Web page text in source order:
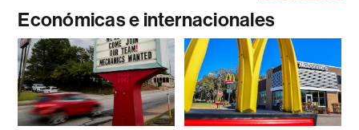
Económicas e internacionales